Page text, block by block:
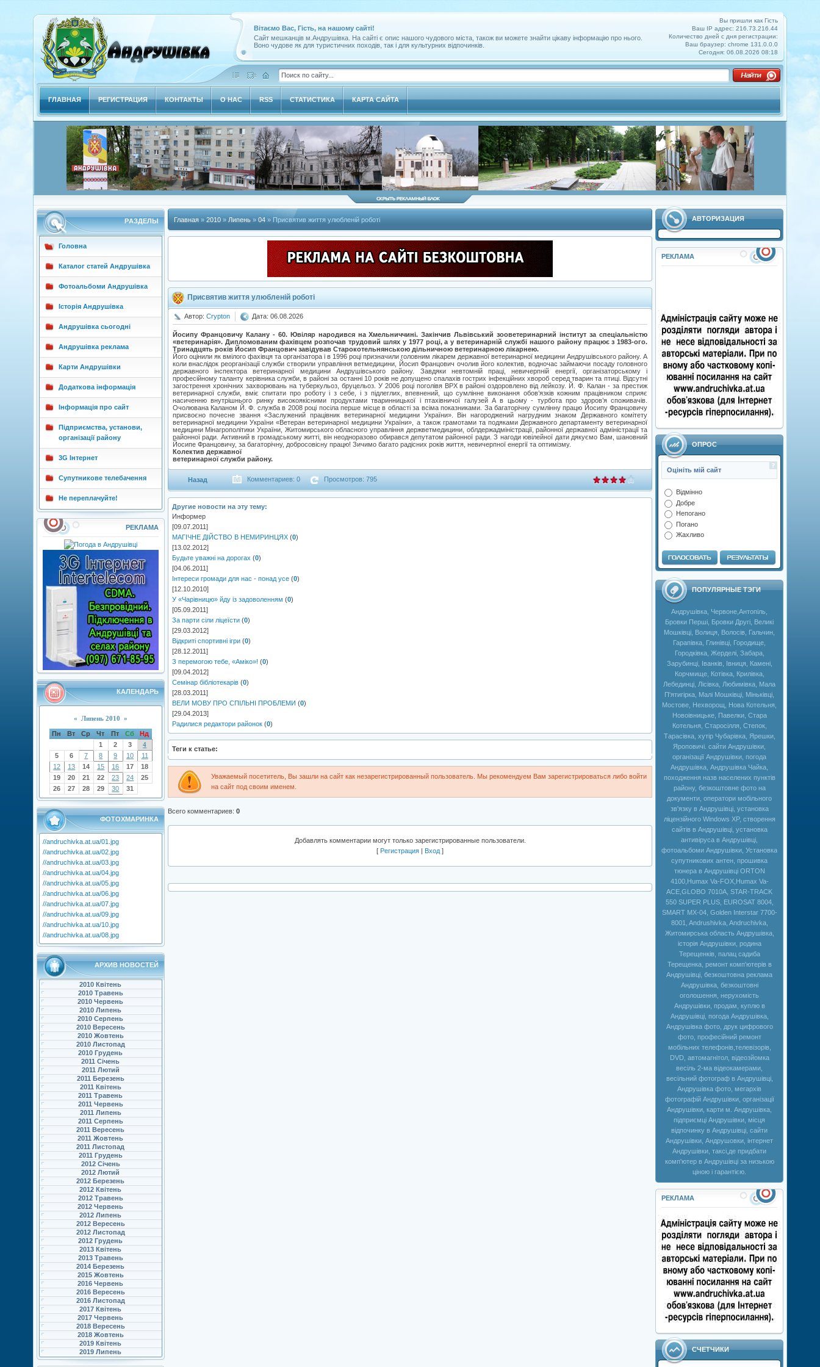
Вы пришли как Гість
Ваш IP адрес: 216.73.216.44
Количество дней с дня регистрации:
Ваш браузер: chrome 131.0.0.0
Сегодня: 06.08.2026 08:18
Вітаємо Вас, Гість, на нашому сайті!
Сайт мешканців м.Андрушівка. На сайті є опис нашого чудового міста, також ви можете знайти цікаву інформацію про нього.
Воно чудове як для туристичних походів, так і для культурних відпочинків.
ГЛАВНАЯ РЕГИСТРАЦИЯ КОНТАКТЫ О НАС RSS СТАТИСТИКА КАРТА САЙТА
РAЗДЕЛЫ
Головна
Каталог статей Андрушівка
Фотоальбоми Андрушівка
Історія Андрушівка
Андрушівка сьогодні
Андрушівка реклама
Карти Андрушівки
Додаткова інформація
Інформація про сайт
Підприємства, установи,
організації району
3G Інтернет
Супутникове телебачення
Не переплачуйте!
РЕКЛАМА
КАЛЕНДАРЬ
« Липень 2010 »
Пн Вт Ср Чт Пт Сб
Нд
1
2 3
4
5
6 7 8 9 10
11
12
13 14 15 16 17
18
19
20 21 22 23 24
25
26
27 28 29 30 31
ФОТОХМАРИНКА
//andruchivka.at.ua/01.jpg
//andruchivka.at.ua/02.jpg
//andruchivka.at.ua/03.jpg
//andruchivka.at.ua/04.jpg
//andruchivka.at.ua/05.jpg
//andruchivka.at.ua/06.jpg
//andruchivka.at.ua/07.jpg
//andruchivka.at.ua/09.jpg
//andruchivka.at.ua/10.jpg
//andruchivka.at.ua/08.jpg
АРХИВ НОВОСТЕЙ
2010 Квітень
2010 Травень
2010 Червень
2010 Липень
2010 Серпень
2010 Вересень
2010 Жовтень
2010 Листопад
2010 Грудень
2011 Січень
2011 Лютий
2011 Березень
2011 Квітень
2011 Травень
2011 Червень
2011 Липень
2011 Серпень
2011 Вересень
2011 Жовтень
2011 Листопад
2011 Грудень
2012 Січень
2012 Лютий
2012 Березень
2012 Квітень
2012 Травень
2012 Червень
2012 Липень
2012 Вересень
2012 Листопад
2012 Грудень
2013 Квітень
2013 Травень
2014 Березень
2015 Жовтень
2016 Червень
2016 Вересень
2016 Листопад
2017 Квітень
2017 Червень
2018 Вересень
2018 Жовтень
2019 Квітень
2019 Липень
АВТОРИЗАЦИЯ
РЕКЛАМА
ОПРОС
Оцініть мій сайт
Відмінно
Добре
Непогано
Погано
Жахливо
ПОПУЛЯРНЫЕ ТЭГИ
Андрушівка, Червоне,Антопіль,
Бровки Перші, Бровки Другі, Великі
Мошківці, Волиця, Волосів, Гальчин,
Гарапівка, Глинівці, Городище,
Городківка, Жерделі, Забара,
Зарубинці, Іванків, Івниця, Камені,
Корчмище, Котівка, Крилівка,
Лебединці, Лісівка, Любимівка, Мала
П'ятигірка, Малі Мошківці, Міньківці,
Мостове, Нехворощ, Нова Котельня,
Новоівницьке, Павелки, Стара
Котельня, Старосілля, Степок,
Тарасівка, хутір Чубарівка, Ярешки,
Яроповичі. сайти Андрушівки,
організації Андрушівки, погода
Андрушівка, Андрушівка Чайка,
походження назв населених пунктів
району, безкоштовне фото на
документи, оператори мобільного
зв'язку в Андрушівці, установка
ліцензійного Windows XP, створення
сайтів в Андрушівці, установка
антивіруса в Андрушівці,
фотоальбоми Андрушівки, Установка
супутникових антен, прошивка
тюнера в Андрушівці ORTON
4100,Humax Va-FOX,Нumax Va-
ACE,GLOBO 7010A, STAR-TRACK
550 SUPER PLUS, EUROSAT 8004,
SMART MX-04, Golden Interstar 7700-
8001, Andrushivka, Andruchivka,
Житомирська область Андрушівка,
історія Андрушівки, родина
Терещенків, палац садиба
Терещенка, ремонт комп'ютерів в
Андрушівці, безкоштовна реклама
Андрушівка, безкоштовні
оголошення, нерухомість
Андрушівки, продам, куплю в
Андрушівці, погода Андрушівка,
Андрушівка фото, друк цифрового
фото, професійний ремонт
мобільних телефонів,телевізорів,
DVD, автомагнітол, відеозйомка
весіль 2-ма відеокамерами,
весільний фотограф в Андрушівці,
Андрушівка фото, мегархів
фотографій Андрушівки, організації
Андрушівки, карти м. Андрушівка,
підприємці Андрушівки, місця
відпочинку в Андрушівці, сайти
Андрушівки, Андрушовки, інтернет
Андрушівки, таксі,де придбати
комп'ютер в Андрушівці за низькою
ціною і гарантією.
РЕКЛАМА
СЧЕТЧИКИ
Главная» 2010 » Липень » 04» Присвятив життя улюбленій роботі
Присвятив життя улюбленій роботі
Автор: Crypton Дата: 06.08.2026
Йосипу Францовичу Калану - 60. Ювіляр народився на Хмельниччині. Закінчив Львівський зооветеринарний інститут за спеціальністю
«ветеринарія». Дипломованим фахівцем розпочав трудовий шлях у 1977 році, а у ветеринарній службі нашого району працює з 1983-ого.
Тринадцять років Йосип Францович завідував Старокотельнянською дільничною ветеринарною лікарнею.
Його оцінили як вмілого фахівця та організатора і в 1996 році призначили головним лікарем державної ветеринарної медицини Андрушівського району. А
коли внаслідок реорганізації служби створили управління ветмедицини, Йосип Францович очолив його колектив, водночас займаючи посаду головного
державного інспектора ветеринарної медицини Андрушівського району. Завдяки невтомній праці, невичерпній енергії, організаторському і
професійному таланту керівника служби, в районі за останні 10 років не допущено спалахів гострих інфекційних хвороб серед тварин та птиці. Відсутні
загострення хронічних захворювань на туберкульоз, бруцельоз. У 2006 році поголівя ВРХ в районі оздоровлено від лейкозу. Й. Ф. Калан - за престиж
ветеринарної служби, вміє спитати про роботу і з себе, і з підлеглих, впевнений, що сумлінне виконання обов’язків кожним працівником сприяє
насиченню внутрішнього ринку високоякісними продуктами тваринницької і птахівничої галузей А в цьому - турбота про здоров’я споживачів.
Очолювана Каланом Й. Ф. служба в 2008 році посіла перше місце в області за всіма показниками. За багаторічну сумлінну працю Йосипу Францовичу
присвоєно почесне звання «Заслужений працівник ветеринарної медицини України». Він нагороджений нагрудним знаком Державного комітету
ветеринарної медицини України «Ветеран ветеринарної медицини України», а також грамотами та подяками Державного департаменту ветеринарної
медицини Мінагрополітики України, Житомирського обласного управління держветмедицини, облдержадміністрації, районної державної адміністрації та
районної ради. Активний в громадському житті, він неодноразово обирався депутатом районної ради. З нагоди ювілейної дати дякуємо Вам, шановний
Йосипе Францовичу, за багаторічну, добросовісну працю! Зичимо багато радісних років життя, невичерпної енергії та оптимізму.
Колектив державної
ветеринарної служби району.
Назад Комментариев: 0 Просмотров: 795
Другие новости на эту тему:
Информер
[09.07.2011]
МАГІЧНЕ ДІЙСТВО В НЕМИРИНЦЯХ (0)
[13.02.2012]
Будьте уважні на дорогах (0)
[04.06.2011]
Інтереси громади для нас - понад усе (0)
[12.10.2010]
У «Чарівницю» йду із задоволенням (0)
[05.09.2011]
За парти сіли ліцеїсти (0)
[29.03.2012]
Відкриті спортивні ігри (0)
[28.12.2011]
З перемогою тебе, «Аміко»! (0)
[09.04.2012]
Семінар бібліотекарів (0)
[28.03.2011]
ВЕЛИ МОВУ ПРО СПІЛЬНІ ПРОБЛЕМИ (0)
[29.04.2013]
Радилися редактори районок (0)
Теги к статье:
Уважаемый посетитель, Вы зашли на сайт как незарегистрированный пользователь. Мы рекомендуем Вам зарегистрироваться либо войти
на сайт под своим именем.
Всего комментариев: 0
Добавлять комментарии могут только зарегистрированные пользователи.
[ Регистрация | Вход ]